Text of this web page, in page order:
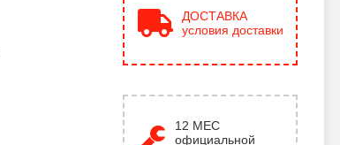
ДОСТАВКА
условия доставки
12 МЕС
официальной